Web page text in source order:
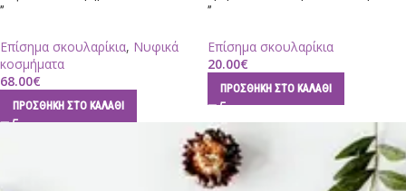
”
Επίσημα σκουλαρίκια, Νυφικά
κοσμήματα
68.00€
ΠΡΟΣΘΉΚΗ ΣΤΟ ΚΑΛΆΘΙ
”
Επίσημα σκουλαρίκια
20.00€
ΠΡΟΣΘΉΚΗ ΣΤΟ ΚΑΛΆΘΙ